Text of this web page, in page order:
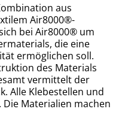
aus
Air8000®-
bei Air8000® um
die eine
ermöglichen soll.
des Materials
vermittelt der
Alle Klebestellen und
Materialien machen